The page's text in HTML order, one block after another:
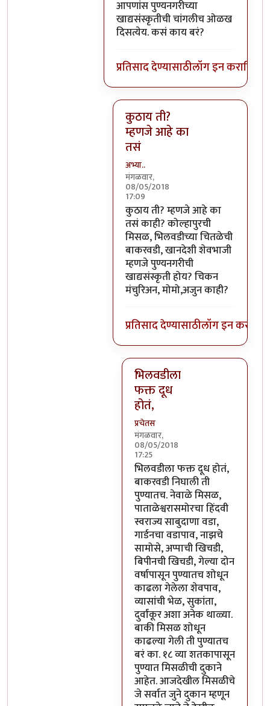
In reply toकाये ना, की पुणेकरांना भायेर
आपणांस पुण्यनगरीच्या
खाद्यसंस्कृतीची चांगलीच ओळख
दिसत्येय. कसं काय बरं?
प्रतिसाद देण्यासाठीलॉग इन कराकिंवा
कुठाय ती?
म्हणजे आहे का
तसं
अभ्या..
मंगळवार,
08/05/2018
17:09
In reply toआपणांस पुण्यनगरीच्या
कुठाय ती? म्हणजे आहे का
तसं काही? कोल्हापुरची
मिसळ, भिलवडीच्या चितळेची
बाकरवडी, खानदेशी शेवभाजी
म्हणजे पुण्यनगरीची
खाद्यसंस्कृती होय? चिकन
मंचुरिअन, मोमो,अजुन काही?
प्रतिसाद देण्यासाठीलॉग इन करा
भिलवडीला
फक्त दूध
होतं,
प्रचेतस
मंगळवार,
08/05/2018
17:25
In reply toकुठाय ती? म्हणजे आहे
भिलवडीला फक्त दूध होतं,
बाकरवडी निघाली ती
पुण्यातच. नेवाळे मिसळ,
पाताळेश्वरासमोरचा हिंदवी
स्वराज्य साबुदाणा वडा,
गार्डनचा वडापाव, नाझचे
सामोसे, अप्पाची खिचडी,
बिपीनची खिचडी, गेल्या दोन
वर्षापासून पुण्यातच शोधून
काढला गेलेला शेवपाव,
व्यासांची भेळ, सुकांता,
दुर्वांकूर अशा अनेक थाळ्या.
बाकी मिसळ शोधून
काढल्या गेली ती पुण्यातच
बरं का. १८ व्या शतकापासून
पुण्यात मिसळीची दुकाने
आहेत. आजदेखील मिसळीचे
जे सर्वात जुने दुकान म्हणून